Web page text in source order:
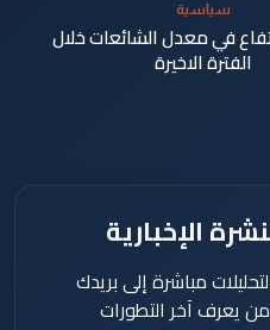
سياسية
في معدل الشائعات خلال
الفترة الاخيرة
الإخبارية
مباشرة إلى بريدك
يعرف آخر التطورات